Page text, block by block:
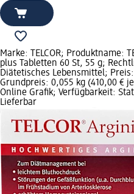
Marke: TELCOR; Produktname:
plus Tabletten 60 St, 55 g;
Diätetisches Lebensmittel;
Grundpreis: 0,055 kg (410,00 €
Online Grafik; Verfügbarkeit:
Lieferbar